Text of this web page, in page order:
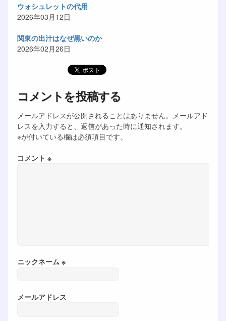
ウォシュレットの代用
2026年03月12日
関東の出汁はなぜ黒いのか
2026年02月26日
コメントを投稿する
メールアドレスが公開されることはありません。メールアド
レスを入力すると、返信があった時に通知されます。
※が付いている欄は必須項目です。
コメント ※
ニックネーム ※
メールアドレス